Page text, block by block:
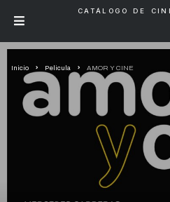
CATÁLOGO DE
Inicio Pelicula AMOR Y CINE